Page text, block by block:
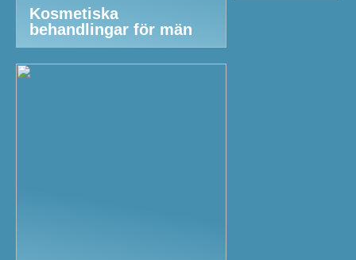
Kosmetiska
behandlingar för män